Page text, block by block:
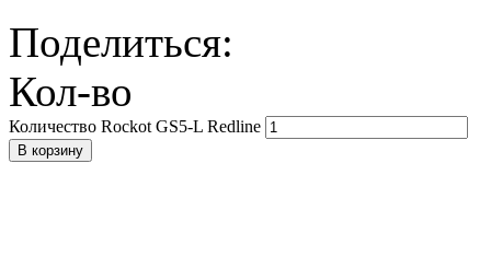
Поделиться:
Кол-во
Количество Rockot GS5-L Redline
В корзину